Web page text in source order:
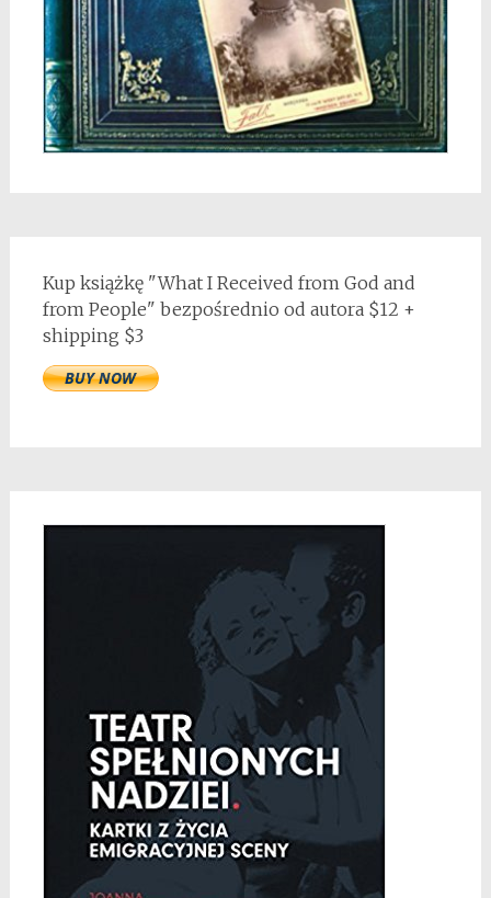
Kup książkę "What I Received from God and
from People" bezpośrednio od autora $12 +
shipping $3